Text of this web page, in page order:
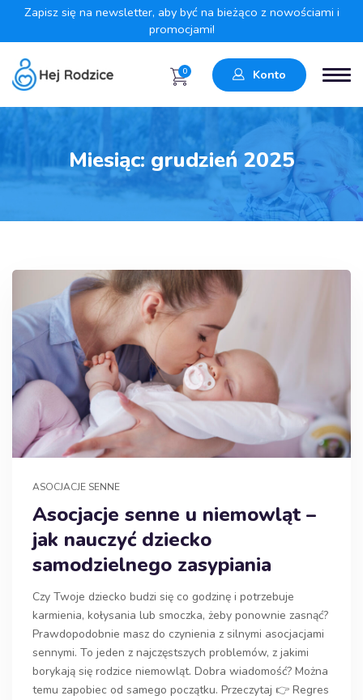
Zapisz się na newsletter, aby być na bieżąco z nowościami i
promocjami!
0 Konto
Miesiąc:grudzień 2025
ASOCJACJE SENNE
Asocjacje senne u niemowląt –
jak nauczyć dziecko
samodzielnego zasypiania
Czy Twoje dziecko budzi się co godzinę i potrzebuje
karmienia, kołysania lub smoczka, żeby ponownie zasnąć?
Prawdopodobnie masz do czynienia z silnymi asocjacjami
sennymi. To jeden z najczęstszych problemów, z jakimi
borykają się rodzice niemowląt. Dobra wiadomość? Można
temu zapobiec od samego początku. Przeczytaj 👉 Regres